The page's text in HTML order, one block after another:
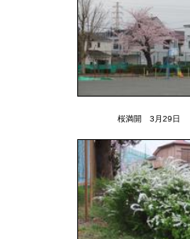
桜満開 3月29日